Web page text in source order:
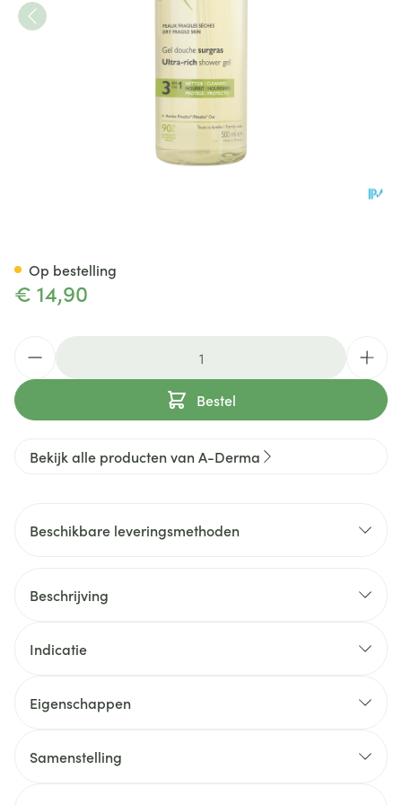
€ 14,90
Bestel
Op bestelling
Bekijk alle producten van A-Derma
Beschikbare leveringsmethoden
Beschrijving
Indicatie
Eigenschappen
Samenstelling